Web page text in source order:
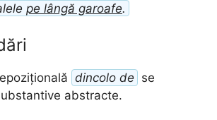
pe lângă garoafe.
dincolo de se
abstracte.